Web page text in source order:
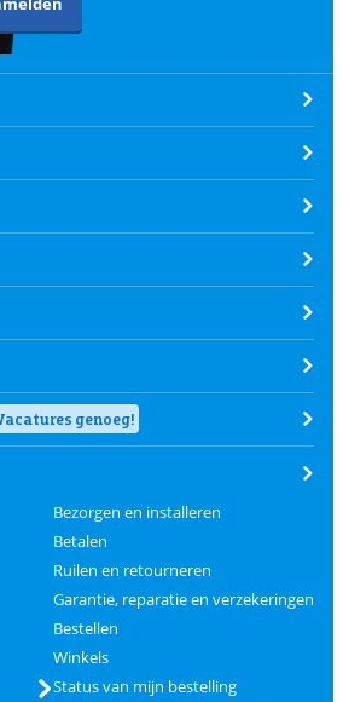
genoeg!
Bezorgen en installeren
Betalen
Ruilen en retourneren
Garantie, reparatie en verzekeringen
Bestellen
Winkels
Status van mijn bestelling